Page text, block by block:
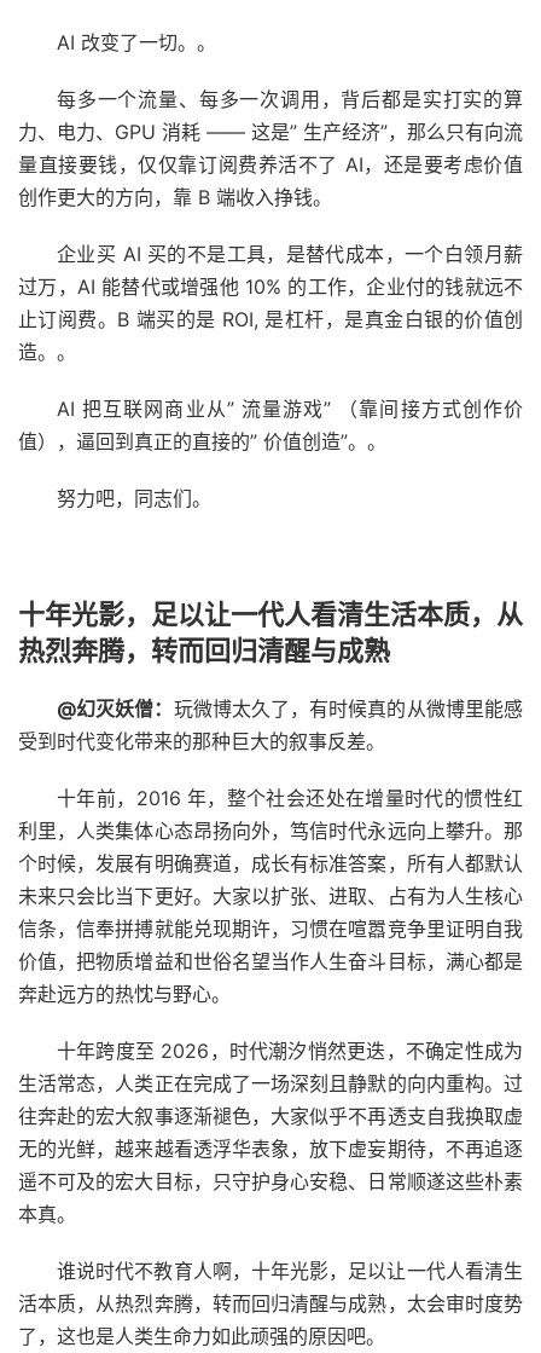
AI 改变了一切。。
每多一个流量、每多一次调用，背后都是实打实的算
力、电力、GPU 消耗 —— 这是” 生产经济”，那么只有向流
量直接要钱，仅仅靠订阅费养活不了 AI，还是要考虑价值
创作更大的方向，靠 B 端收入挣钱。
企业买 AI 买的不是工具，是替代成本，一个白领月薪
过万，AI 能替代或增强他 10% 的工作，企业付的钱就远不
止订阅费。B 端买的是 ROI, 是杠杆，是真金白银的价值创
造。。
AI 把互联网商业从” 流量游戏” （靠间接方式创作价
值），逼回到真正的直接的” 价值创造”。。
努力吧，同志们。
十年光影，足以让一代人看清生活本质，从
热烈奔腾，转而回归清醒与成熟
@幻灭妖僧： 玩微博太久了，有时候真的从微博里能感
受到时代变化带来的那种巨大的叙事反差。
十年前，2016 年，整个社会还处在增量时代的惯性红
利里，人类集体心态昂扬向外，笃信时代永远向上攀升。那
个时候，发展有明确赛道，成长有标准答案，所有人都默认
未来只会比当下更好。大家以扩张、进取、占有为人生核心
信条，信奉拼搏就能兑现期许，习惯在喧嚣竞争里证明自我
价值，把物质增益和世俗名望当作人生奋斗目标，满心都是
奔赴远方的热忱与野心。
十年跨度至 2026，时代潮汐悄然更迭，不确定性成为
生活常态，人类正在完成了一场深刻且静默的向内重构。过
往奔赴的宏大叙事逐渐褪色，大家似乎不再透支自我换取虚
无的光鲜，越来越看透浮华表象，放下虚妄期待，不再追逐
遥不可及的宏大目标，只守护身心安稳、日常顺遂这些朴素
本真。
谁说时代不教育人啊，十年光影，足以让一代人看清生
活本质，从热烈奔腾，转而回归清醒与成熟，太会审时度势
了，这也是人类生命力如此顽强的原因吧。